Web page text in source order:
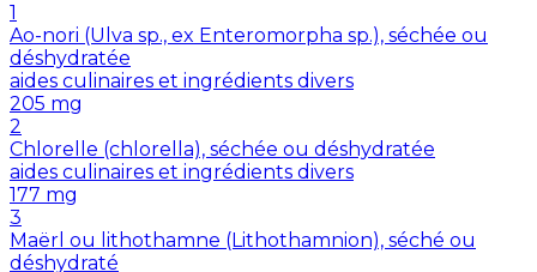
1
Ao-nori (Ulva sp., ex Enteromorpha sp.), séchée ou
déshydratée
aides culinaires et ingrédients divers
205 mg
2
Chlorelle (chlorella), séchée ou déshydratée
aides culinaires et ingrédients divers
177 mg
3
Maërl ou lithothamne (Lithothamnion), séché ou
déshydraté